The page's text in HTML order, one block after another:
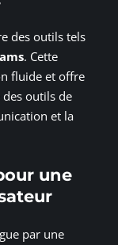
des outils tels
. Cette
fluide et offre
des outils de
et la
une
par une